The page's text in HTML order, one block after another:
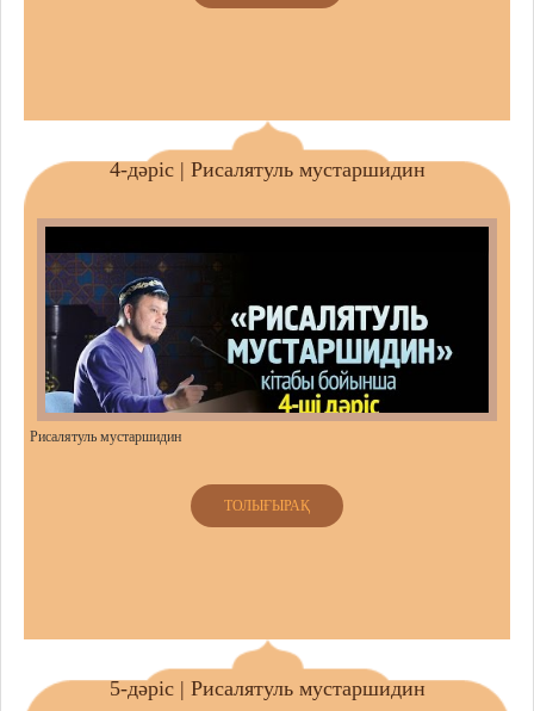
4-дәріс | Рисалятуль мустаршидин
Рисалятуль мустаршидин
ТОЛЫҒЫРАҚ
5-дәріс | Рисалятуль мустаршидин